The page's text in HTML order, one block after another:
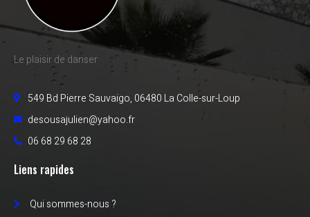
Le plaisir de danser
549 Bd Pierre Sauvaigo, 06480 La Colle-sur-Loup
desousajulien@yahoo.fr
06 68 29 68 28
Liens rapides
Qui sommes-nous ?